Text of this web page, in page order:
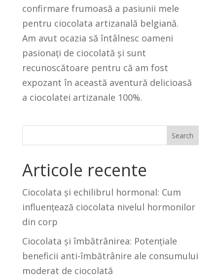
confirmare frumoasă a pasiunii mele
pentru ciocolata artizanală belgiană.
Am avut ocazia să întâlnesc oameni
pasionați de ciocolată și sunt
recunoscătoare pentru că am fost
expozant în această aventură delicioasă
a ciocolatei artizanale 100%.
Search
Articole recente
Ciocolata și echilibrul hormonal: Cum
influențează ciocolata nivelul hormonilor
din corp
Ciocolata și îmbătrânirea: Potențiale
beneficii anti-îmbătrânire ale consumului
moderat de ciocolată